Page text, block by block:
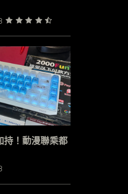
持！動漫聯乘都